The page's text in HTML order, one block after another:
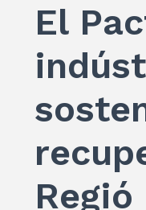
El